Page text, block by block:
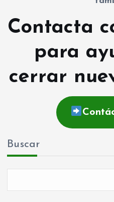
Contacta
para
cerrar
Buscar